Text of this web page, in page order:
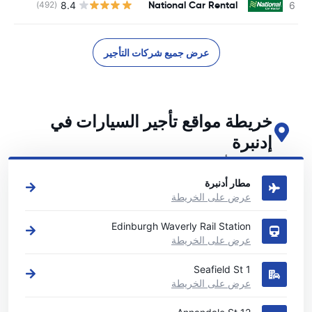
National Car Rental
8.4
(492)
عرض جميع شركات التأجير
خريطة مواقع تأجير السيارات في
إدنبرة
اطلع على مواقع تأجير السيارات الرئيسية لدينا في إدنبرة
مطار أدنبرة
عرض على الخريطة
Edinburgh Waverly Rail Station
عرض على الخريطة
1 Seafield St
عرض على الخريطة